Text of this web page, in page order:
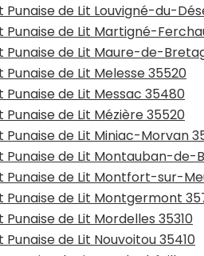
de Lit Louvigné-du-
de Lit Martigné-
de Lit Maure-de-
de Lit Melesse 35520
de Lit Messac 35480
de Lit Mézière 35520
de Lit Miniac-Morvan
de Lit Montauban-de-
de Lit Montfort-sur-
de Lit Montgermont
de Lit Mordelles 35310
de Lit Nouvoitou 35410